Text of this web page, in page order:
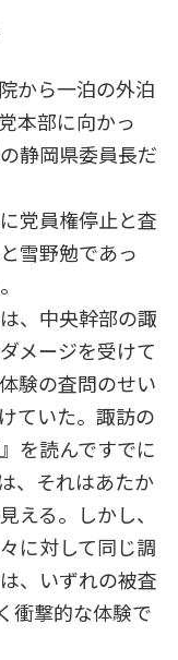
から一泊の外泊
本部に向かっ
静岡県委員長だ
党員権停止と査
雪野勉であっ
、中央幹部の諏
メージを受けて
験の査問のせい
ていた。諏訪の
を読んですでに
、それはあたか
える。しかし、
に対して同じ調
、いずれの被査
衝撃的な体験で